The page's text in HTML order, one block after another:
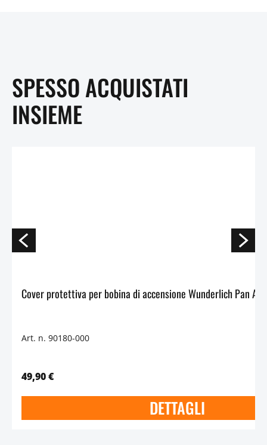
SPESSO ACQUISTATI
INSIEME
Art. n. 90180-000
49,90 €
DETTAGLI